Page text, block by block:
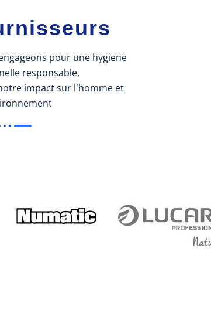
pour une hygiene
responsable,
impact sur l'homme et